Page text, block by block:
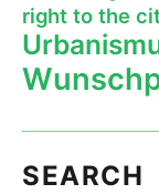
right to the
SEARCH